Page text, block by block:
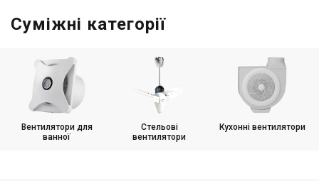
Суміжні категорії
Вентилятори для
ванної
Стельові
вентилятори
Кухонні вентилятори